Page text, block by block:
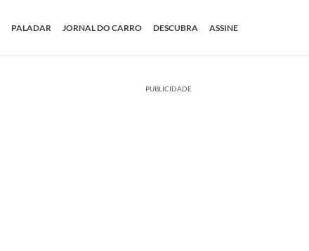
PALADAR JORNAL DO CARRO DESCUBRA ASSINE
PUBLICIDADE